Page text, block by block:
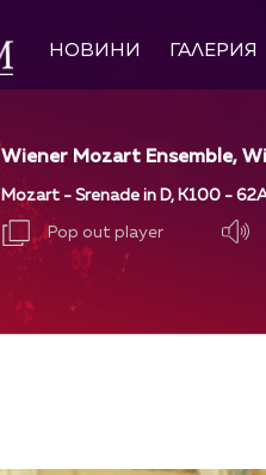
НОВИНИ ГАЛЕРИЯ
Wiener Mozart Ensemble,
Mozart - Srenade in D, K100 -
Pop out player